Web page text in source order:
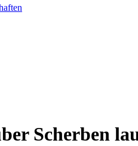
Scherben